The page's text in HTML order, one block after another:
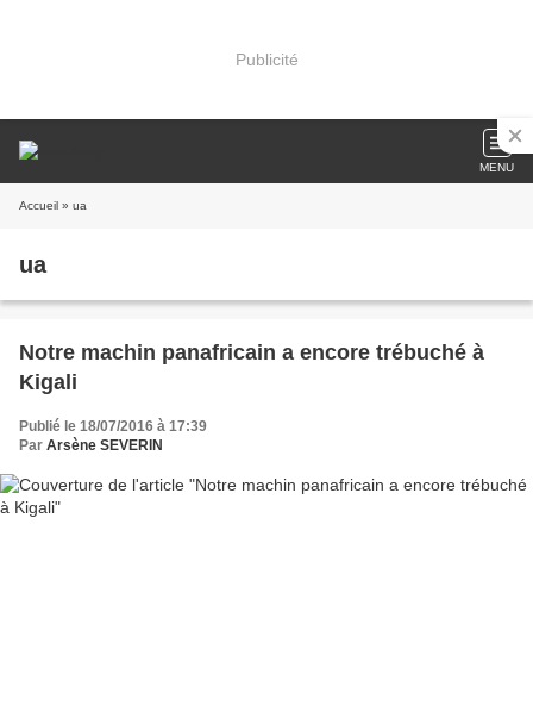
Publicité
MENU
Accueil » ua
ua
Notre machin panafricain a encore trébuché à
Kigali
Publié le 18/07/2016 à 17:39
Par Arsène SEVERIN